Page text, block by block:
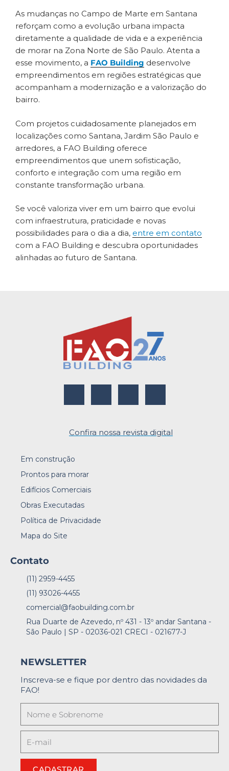
As mudanças no Campo de Marte em Santana
reforçam como a evolução urbana impacta
diretamente a qualidade de vida e a experiência
de morar na Zona Norte de São Paulo. Atenta a
esse movimento, a FAO Building desenvolve
empreendimentos em regiões estratégicas que
acompanham a modernização e a valorização do
bairro.
Com projetos cuidadosamente planejados em
localizações como Santana, Jardim São Paulo e
arredores, a FAO Building oferece
empreendimentos que unem sofisticação,
conforto e integração com uma região em
constante transformação urbana.
Se você valoriza viver em um bairro que evolui
com infraestrutura, praticidade e novas
possibilidades para o dia a dia, entre em contato
com a FAO Building e descubra oportunidades
alinhadas ao futuro de Santana.
Confira nossa revista digital
Em construção
Prontos para morar
Edifícios Comerciais
Obras Executadas
Política de Privacidade
Mapa do Site
Contato
(11) 2959-4455
(11) 93026-4455
comercial@faobuilding.com.br
Rua Duarte de Azevedo, nº 431 - 13º andar Santana -
São Paulo | SP - 02036-021 CRECI - 021677-J
NEWSLETTER
Inscreva-se e fique por dentro das novidades da
FAO!